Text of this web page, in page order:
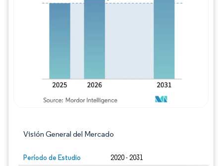
Visión General del Mercado
Período de Estudio 2020 - 2031